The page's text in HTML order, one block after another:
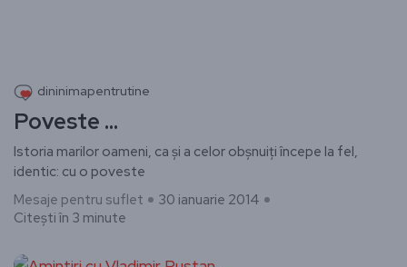
dininimapentrutine
Poveste …
Istoria marilor oameni, ca și a celor obșnuiți începe la fel,
identic: cu o poveste
Mesaje pentru suflet
30 ianuarie 2014
Citești în 3 minute